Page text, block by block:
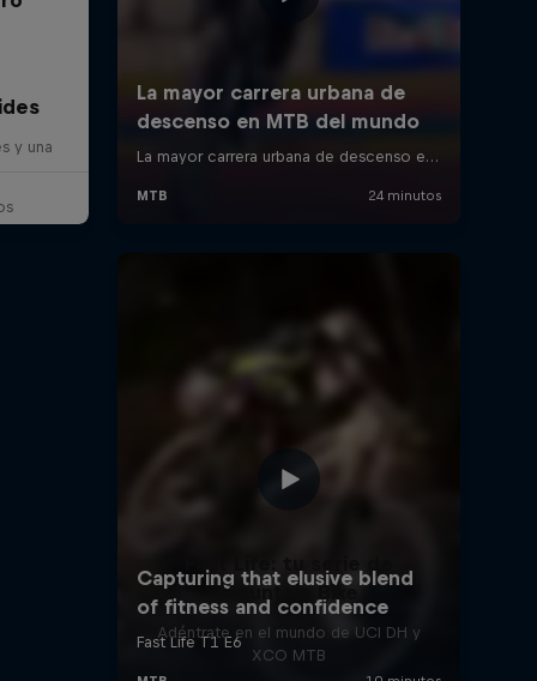
y una
Mountain Bike
Adéntrate en el mundo de UCI DH y
XCO MTB